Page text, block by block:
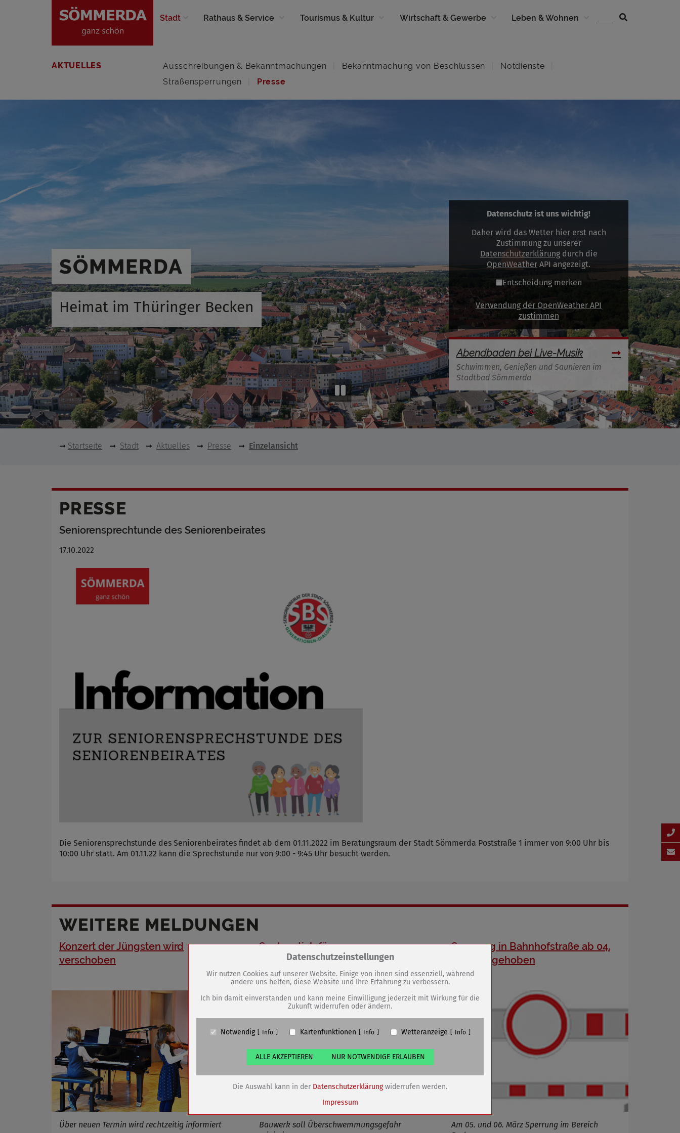
Stadt Rathaus & Service Tourismus & Kultur Wirtschaft & Gewerbe Leben & Wohnen
AKTUELLES Ausschreibungen & Bekanntmachungen Bekanntmachung von Beschlüssen
Notdienste
Straßensperrungen
Presse
SÖMMERDA
Heimat im Thüringer Becken
Datenschutz ist uns wichtig!
Daher wird das Wetter hier erst nach
Zustimmung zu unserer
Datenschutzerklärungdurch die
OpenWeather API angezeigt.
Entscheidung merken
Verwendung der OpenWeather API
zustimmen
Abendbaden bei Live-Musik
Schwimmen, Genießen und Saunieren im
Stadtbad Sömmerda
Startseite Stadt Aktuelles Presse Einzelansicht
PRESSE
Seniorensprechtunde des Seniorenbeirates
17.10.2022
Die Seniorensprechstunde des Seniorenbeirates findet ab dem 01.11.2022 im Beratungsraum der Stadt Sömmerda Poststraße 1 immer von 9:00 Uhr bis
10:00 Uhr statt. Am 01.11.22 kann die Sprechstunde nur von 9:00 - 9:45 Uhr besucht werden.
WEITERE MELDUNGEN
Konzert der Jüngsten wird
verschoben
Über neuen Termin wird rechtzeitig informiert
Spatenstich für neues
Schöpfwerk
Bauwerk soll Überschwemmungsgefahr
Sperrung in Bahnhofstraße ab 04.
März aufgehoben
Am 05. und 06. März Sperrung im Bereich
Zum Betrieb der Seite notwendige Cookies / Drittanbieter:
PHP Session Cookie
Anbieter
Eigentümer dieser Website (Wenko-Wenselaar GmbH & Co. KG)
Absicherung Kontaktformular / SPAM Schutz
Cookie Name
PHPSESSID, fe_typo_user
Cookie Laufzeit
undefined
Cookiespeicherung Entscheidungscookie
Cookies.
Datenschutzeinstellungen
Wir nutzen Cookies auf unserer Website. Einige von ihnen sind essenziell, während
andere uns helfen, diese Website und Ihre Erfahrung zu verbessern.
Ich bin damit einverstanden und kann meine Einwilligung jederzeit mit Wirkung für die
Zukunft widerrufen oder ändern.
Notwendig Info Kartenfunktionen Info Wetteranzeige Info
ALLE AKZEPTIEREN NUR NOTWENDIGE ERLAUBEN
Die Auswahl kann in der Datenschutzerklärungwiderrufen werden.
Impressum